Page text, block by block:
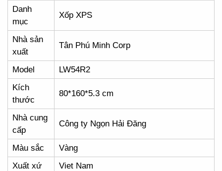
Danh
mục
Xốp XPS
Nhà sản
xuất
Tân Phú Minh Corp
Model
LW54R2
Kích
thước
80*160*5.3 cm
Nhà cung
cấp
Công ty Ngọn Hải Đăng
Màu sắc
Vàng
Xuất xứ
Viet Nam